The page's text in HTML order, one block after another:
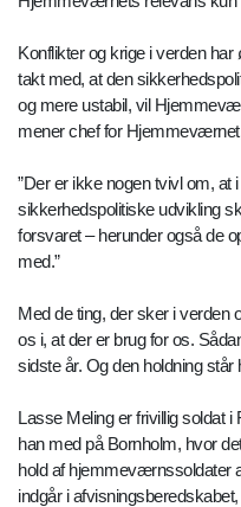
Konflikter og krige i verden
takt med, at den
og mere ustabil, vil
mener chef for
”Der er ikke nogen tvivl om, at
sikkerhedspolitiske udvikling
forsvaret – herunder også de
med.”
Med de ting, der sker i verden
os i, at der er brug for os.
sidste år. Og den holdning står
Lasse Meling er frivillig soldat
han med på Bornholm, hvor
hold af hjemmeværnssoldater
indgår i